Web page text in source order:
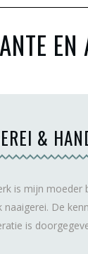
EN
&
is mijn moeder
De
is